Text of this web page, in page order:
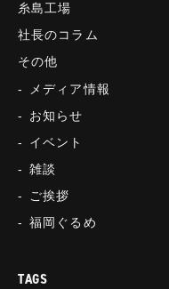
糸島工場
社長のコラム
その他
メディア情報
お知らせ
イベント
雑談
ご挨拶
福岡ぐるめ
TAGS